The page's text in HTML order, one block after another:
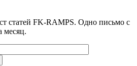
статей FK-RAMPS. Одно письмо с
месяц.